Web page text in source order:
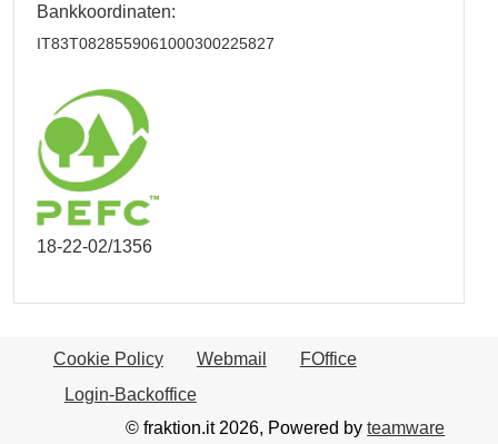
Bankkoordinaten:
IT83T0828559061000300225827
18-22-02/1356
Cookie Policy Webmail
FOffice
Login-Backoffice
© fraktion.it 2026, Powered byteamware